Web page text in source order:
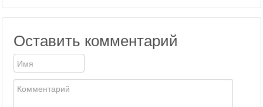
Оставить комментарий